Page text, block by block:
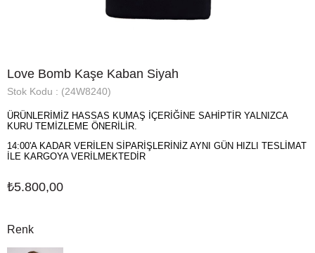
Love Bomb Kaşe Kaban Siyah
Stok Kodu (24W8240)
ÜRÜNLERİMİZ HASSAS KUMAŞ İÇERİĞİNE SAHİPTİR YALNIZCA
KURU TEMİZLEME ÖNERİLİR.
14:00'A KADAR VERİLEN SİPARİŞLERİNİZ AYNI GÜN HIZLI TESLİMAT
İLE KARGOYA VERİLMEKTEDİR
₺5.800,00
Renk